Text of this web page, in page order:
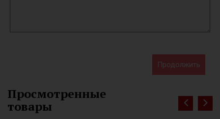
Продолжить
Просмотренные
товары